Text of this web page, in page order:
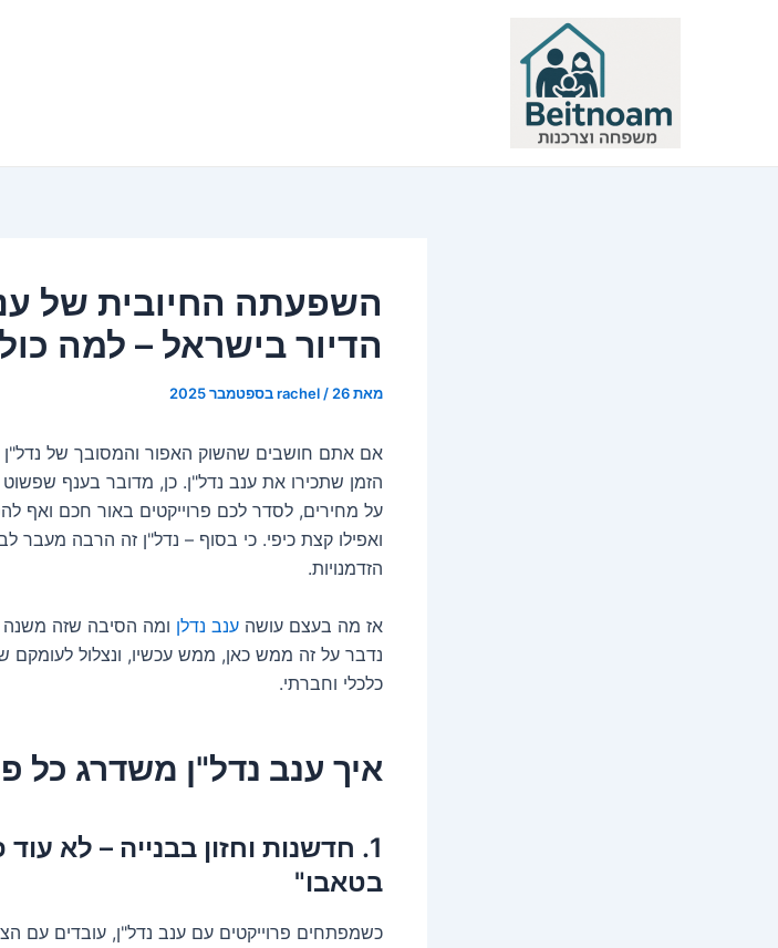
השפעתה החיובית של
הדיור בישראל – למה
מאת rachel / 26 בספטמבר 2025
אם אתם חושבים שהשוק האפור והמסובך של נדל"ן
הזמן שתכירו את ענב נדל"ן. כן, מדובר בענף
על מחירים, לסדר לכם פרוייקטים באור חכם ואף
ואפילו קצת כיפי. כי בסוף – נדל"ן זה הרבה מעבר
הזדמנויות.
אז מה בעצם עושה ענב נדלן ומה הסיבה שזה משנה
נדבר על זה ממש כאן, ממש עכשיו, ונצלול לעומקם
כלכלי וחברתי.
איך ענב נדל"ן משדרג כל
1. חדשנות וחזון בבנייה – לא
בטאבו"
כשמפתחים פרוייקטים עם ענב נדל"ן, עובדים עם